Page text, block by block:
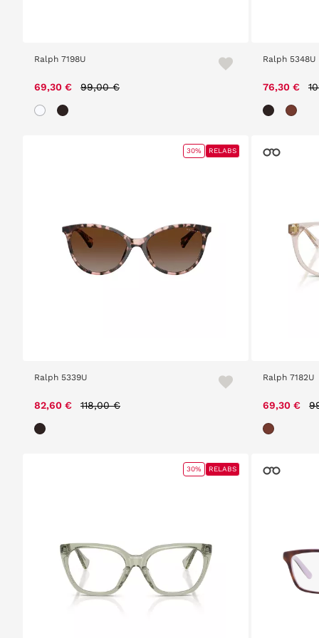
Ralph 7198U
69,30 € Price reduced from
99,00 €
Ralph 5348U
76,30 €
Ralph 5339U
82,60 € Price reduced from
118,00 €
30% RELABS
Ralph 7182U
69,30 €
30% RELABS